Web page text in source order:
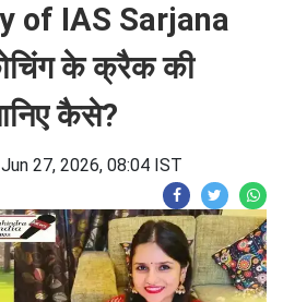
of IAS Sarjana
के क्रैक की
कैसे?
Jun 27, 2026, 08:04 IST